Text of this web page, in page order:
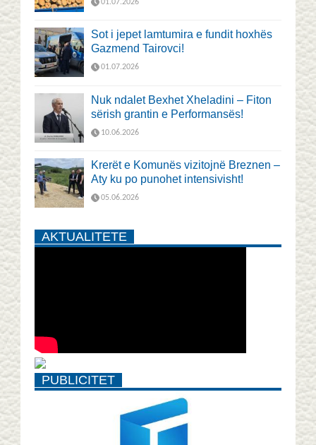
01.07.2026
Sot i jepet lamtumira e fundit hoxhës
Gazmend Tairovci!
01.07.2026
Nuk ndalet Bexhet Xheladini – Fiton
sërish grantin e Performansës!
10.06.2026
Krerët e Komunës vizitojnë Breznen –
Aty ku po punohet intensivisht!
05.06.2026
AKTUALITETE
PUBLICITET